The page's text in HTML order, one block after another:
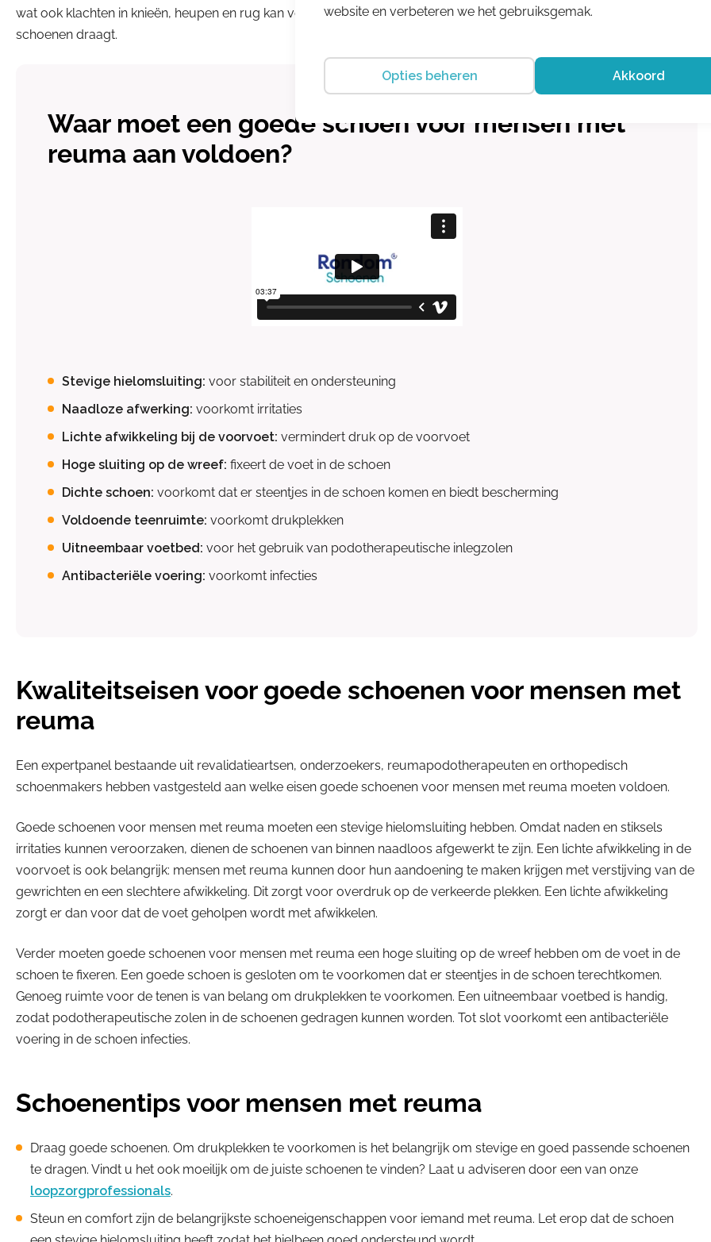
wat ook klachten in knieën, heupen en rug kan veroorzaken. Daarom is het belangrijk dat iemand met reuma goede
schoenen draagt.
Waar moet een goede schoen voor mensen met
reuma aan voldoen?
Stevige hielomsluiting: voor stabiliteit en ondersteuning
Naadloze afwerking: voorkomt irritaties
Lichte afwikkeling bij de voorvoet: vermindert druk op de voorvoet
Hoge sluiting op de wreef: fixeert de voet in de schoen
Dichte schoen: voorkomt dat er steentjes in de schoen komen en biedt bescherming
Voldoende teenruimte: voorkomt drukplekken
Uitneembaar voetbed: voor het gebruik van podotherapeutische inlegzolen
Antibacteriële voering: voorkomt infecties
Kwaliteitseisen voor goede schoenen voor mensen met
reuma
Een expertpanel bestaande uit revalidatieartsen, onderzoekers, reumapodotherapeuten en orthopedisch
schoenmakers hebben vastgesteld aan welke eisen goede schoenen voor mensen met reuma moeten voldoen.
Goede schoenen voor mensen met reuma moeten een stevige hielomsluiting hebben. Omdat naden en stiksels
irritaties kunnen veroorzaken, dienen de schoenen van binnen naadloos afgewerkt te zijn. Een lichte afwikkeling in de
voorvoet is ook belangrijk: mensen met reuma kunnen door hun aandoening te maken krijgen met verstijving van de
gewrichten en een slechtere afwikkeling. Dit zorgt voor overdruk op de verkeerde plekken. Een lichte afwikkeling
zorgt er dan voor dat de voet geholpen wordt met afwikkelen.
Verder moeten goede schoenen voor mensen met reuma een hoge sluiting op de wreef hebben om de voet in de
schoen te fixeren. Een goede schoen is gesloten om te voorkomen dat er steentjes in de schoen terechtkomen.
Genoeg ruimte voor de tenen is van belang om drukplekken te voorkomen. Een uitneembaar voetbed is handig,
zodat podotherapeutische zolen in de schoenen gedragen kunnen worden. Tot slot voorkomt een antibacteriële
voering in de schoen infecties.
Schoenentips voor mensen met reuma
Draag goede schoenen. Om drukplekken te voorkomen is het belangrijk om stevige en goed passende schoenen
te dragen. Vindt u het ook moeilijk om de juiste schoenen te vinden? Laat u adviseren door een van onze
loopzorgprofessionals.
Steun en comfort zijn de belangrijkste schoeneigenschappen voor iemand met reuma. Let erop dat de schoen
website en verbeteren we het gebruiksgemak.
Opties beheren Akkoord